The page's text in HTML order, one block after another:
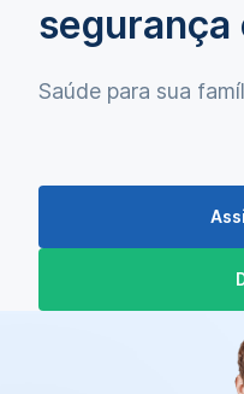
segurança
Saúde para sua